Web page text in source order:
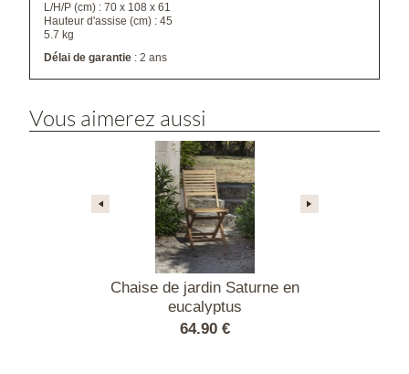
L/H/P (cm) : 70 x 108 x 61
Hauteur d'assise (cm) : 45
5.7 kg
Délai de garantie : 2 ans
Vous aimerez aussi
Chaise de jardin Saturne en
eucalyptus
64.90 €